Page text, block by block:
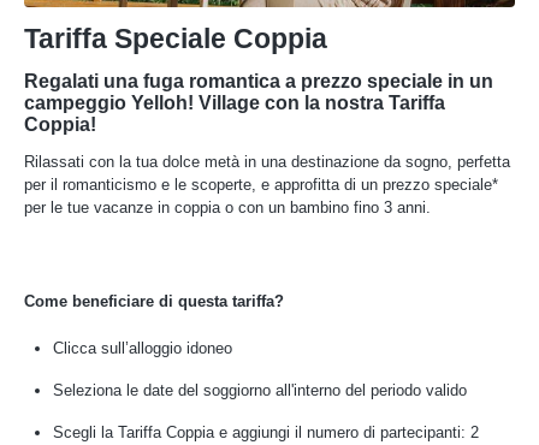
Tariffa Speciale Coppia
Regalati una fuga romantica a prezzo speciale in un
campeggio Yelloh! Village con la nostra Tariffa
Coppia!
Rilassati con la tua dolce metà in una destinazione da sogno, perfetta
per il romanticismo e le scoperte, e approfitta di un prezzo speciale*
per le tue vacanze in coppia o con un bambino fino 3 anni.
Come beneficiare di questa tariffa?
Clicca sull’alloggio idoneo
Seleziona le date del soggiorno all'interno del periodo valido
Scegli la Tariffa Coppia e aggiungi il numero di partecipanti: 2